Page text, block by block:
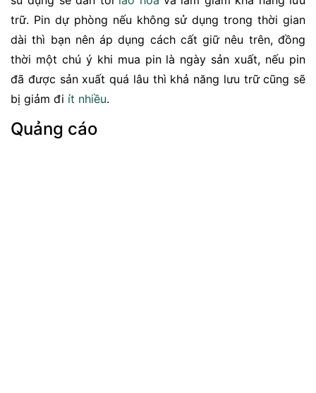
trữ. Pin dự phòng nếu không sử dụng trong thời gian
dài thì bạn nên áp dụng cách cất giữ nêu trên, đồng
thời một chú ý khi mua pin là ngày sản xuất, nếu pin
đã được sản xuất quá lâu thì khả năng lưu trữ cũng sẽ
bị giảm đi ít nhiều.
Quảng cáo